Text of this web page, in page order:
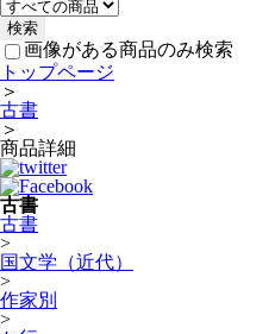
画像がある商品のみ検索
トップページ
＞
古書
＞
商品詳細
古書
古書
>
国文学（近代）
>
作家別
>